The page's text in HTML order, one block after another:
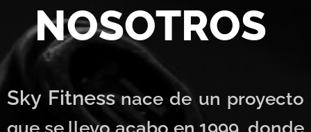
NOSOTROS
Sky Fitness nace de un proyecto
que se llevo acabo en 1999, donde